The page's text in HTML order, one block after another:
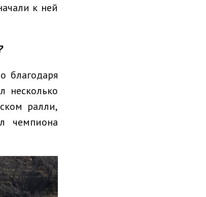
к ней
благодаря
несколько
ралли,
чемпиона